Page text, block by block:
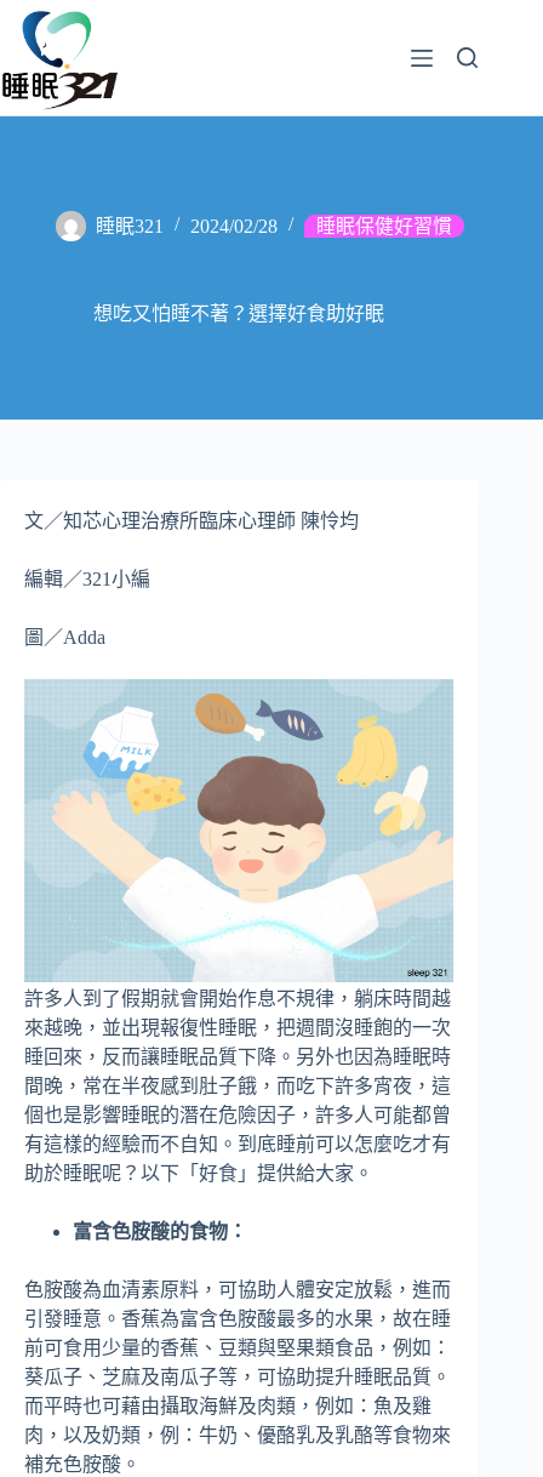
睡眠321 2024/02/28 睡眠保健好習慣
想吃又怕睡不著？選擇好食助好眠
文／知芯心理治療所臨床心理師 陳怜均
編輯／321小編
圖／Adda
許多人到了假期就會開始作息不規律，躺床時間越
來越晚，並出現報復性睡眠，把週間沒睡飽的一次
睡回來，反而讓睡眠品質下降。另外也因為睡眠時
間晚，常在半夜感到肚子餓，而吃下許多宵夜，這
個也是影響睡眠的潛在危險因子，許多人可能都曾
有這樣的經驗而不自知。到底睡前可以怎麼吃才有
助於睡眠呢？以下「好食」提供給大家。
富含色胺酸的食物：
色胺酸為血清素原料，可協助人體安定放鬆，進而
引發睡意。香蕉為富含色胺酸最多的水果，故在睡
前可食用少量的香蕉、豆類與堅果類食品，例如：
葵瓜子、芝麻及南瓜子等，可協助提升睡眠品質。
而平時也可藉由攝取海鮮及肉類，例如：魚及雞
肉，以及奶類，例：牛奶、優酪乳及乳酪等食物來
補充色胺酸。